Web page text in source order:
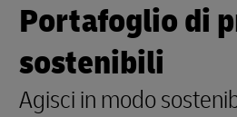
Portafoglio di
sostenibili
Agisci in modo